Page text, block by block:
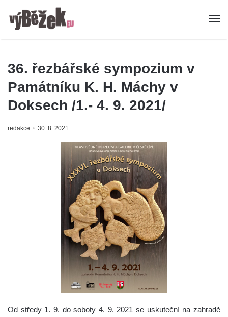
36. řezbářské sympozium v
Památníku K. H. Máchy v
Doksech /1.- 4. 9. 2021/
redakce 30. 8. 2021
Od středy 1. 9. do soboty 4. 9. 2021 se uskuteční na zahradě